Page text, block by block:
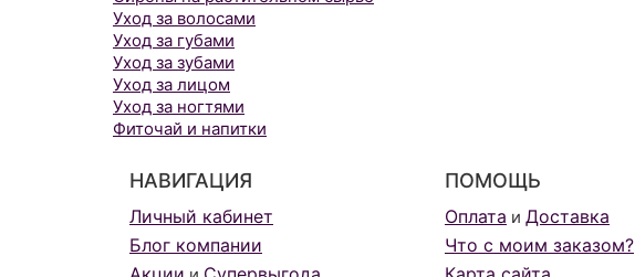
Уход за волосами
Уход за губами
Уход за зубами
Уход за лицом
Уход за ногтями
Фиточай и напитки
НАВИГАЦИЯ
Личный кабинет
Блог компании
ПОМОЩЬ
Оплата и Доставка
Что с моим заказом?